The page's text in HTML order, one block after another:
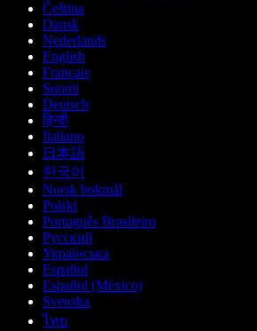
Čeština
Dansk
Nederlands
English
Français
Suomi
Deutsch
हिन्दी
Italiano
日本語
한국어
Norsk bokmål
Polski
Português Brasileiro
Русский
Українська
Español
Español (México)
Svenska
ไทย